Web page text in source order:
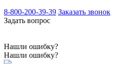
8-800-200-39-39 Заказать звонок
Задать вопрос
Нашли ошибку?
Нашли ошибку?